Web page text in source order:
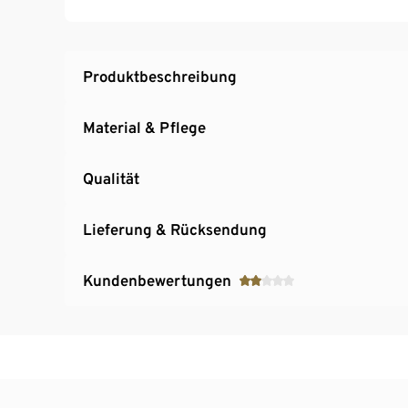
Produktbeschreibung
Material & Pflege
Qualität
Lieferung & Rücksendung
Kundenbewertungen